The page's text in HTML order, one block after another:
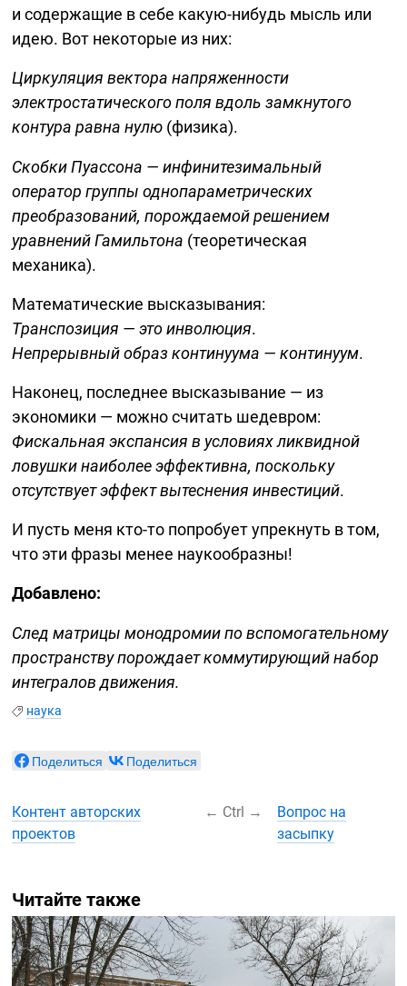
и содержащие в себе какую-нибудь мысль или
идею. Вот некоторые из них:
Циркуляция вектора напряженности
электростатического поля вдоль замкнутого
контура равна нулю (физика).
Скобки Пуассона — инфинитезимальный
оператор группы однопараметрических
преобразований, порождаемой решением
уравнений Гамильтона (теоретическая
механика).
Математические высказывания:
Транспозиция — это инволюция.
Непрерывный образ континуума — континуум.
Наконец, последнее высказывание — из
экономики — можно считать шедевром:
Фискальная экспансия в условиях ликвидной
ловушки наиболее эффективна, поскольку
отсутствует эффект вытеснения инвестиций.
И пусть меня кто-то попробует упрекнуть в том,
что эти фразы менее наукообразны!
Добавлено:
След матрицы монодромии по вспомогательному
пространству порождает коммутирующий набор
интегралов движения.
наука
Поделиться Поделиться
Контент авторских
проектов
← Ctrl →
Вопрос на
засыпку
Читайте также